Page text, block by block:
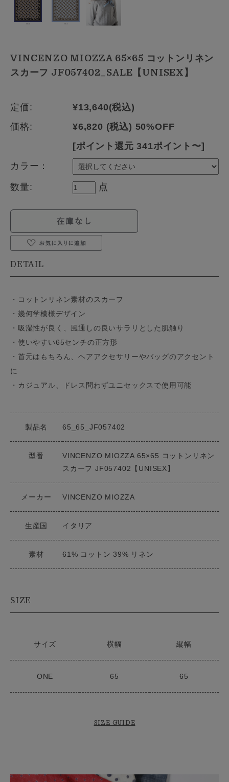
VINCENZO MIOZZA 65×65 コットンリネン
スカーフ JF057402_SALE【UNISEX】
定価: ¥13,640(税込)
価格:
¥6,820 (税込) 50%OFF
[ポイント還元 341ポイント〜]
カラー：
数量: 点
DETAIL
・コットンリネン素材のスカーフ
・幾何学模様デザイン
・吸湿性が良く、風通しの良いサラリとした肌触り
・使いやすい65センチの正方形
・首元はもちろん、ヘアアクセサリーやバッグのアクセント
に
・カジュアル、ドレス問わずユニセックスで使用可能
製品名 65_65_JF057402
型番
VINCENZO MIOZZA 65×65 コットンリネン
スカーフ JF057402【UNISEX】
メーカー VINCENZO MIOZZA
生産国 イタリア
素材 61% コットン 39% リネン
SIZE
サイズ 横幅 縦幅
ONE 65 65
SIZE GUIDE